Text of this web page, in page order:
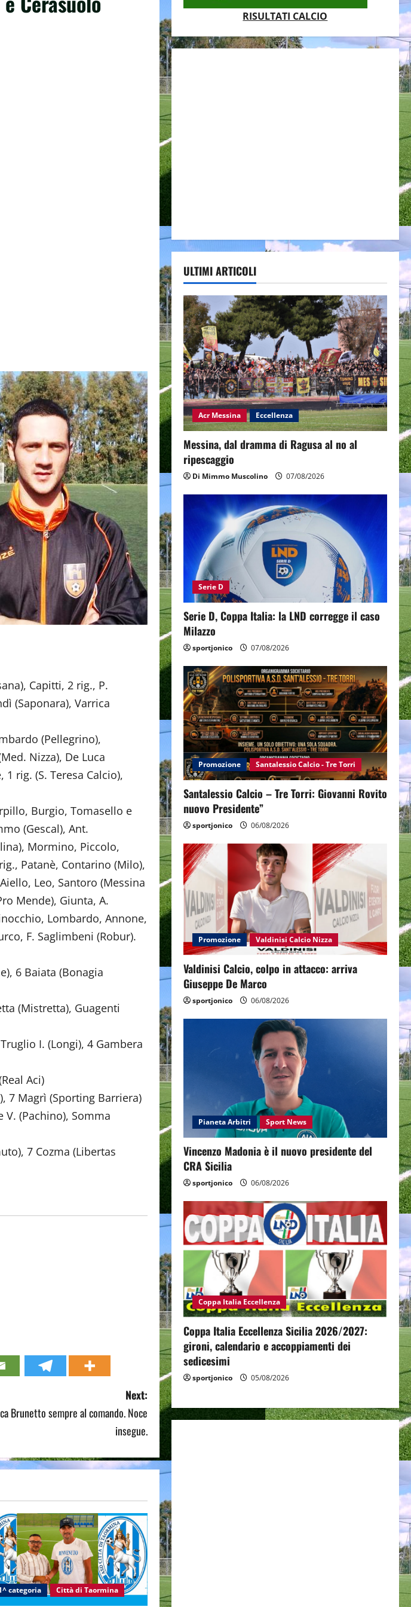
Capitti, 2 rig., P.
(Saponara), Varrica
(Pellegrino),
Nizza), De Luca
rig. (S. Teresa Calcio),
Burgio, Tomasello e
(Gescal), Ant.
Mormino, Piccolo,
Patanè, Contarino (Milo),
Leo, Santoro (Messina
Mende), Giunta, A.
Lombardo, Annone,
F. Saglimbeni (Robur).
6 Baiata (Bonagia
(Mistretta), Guagenti
I. (Longi), 4 Gambera
Aci)
7 Magrì (Sporting Barriera)
V. (Pachino), Somma
7 Cozma (Libertas
Next:
Brunetto sempre al comando. Noce
insegue.
categoria Città di Taormina
RISULTATI CALCIO
ULTIMI ARTICOLI
Acr Messina Eccellenza
Messina, dal dramma di Ragusa al no al
ripescaggio
Di Mimmo Muscolino 07/08/2026
Serie D
Serie D, Coppa Italia: la LND corregge il caso
Milazzo
sportjonico 07/08/2026
Promozione Santalessio Calcio - Tre Torri
Santalessio Calcio – Tre Torri: Giovanni Rovito
nuovo Presidente”
sportjonico 06/08/2026
Promozione Valdinisi Calcio Nizza
Valdinisi Calcio, colpo in attacco: arriva
Giuseppe De Marco
sportjonico 06/08/2026
Pianeta Arbitri Sport News
Vincenzo Madonia è il nuovo presidente del
CRA Sicilia
sportjonico 06/08/2026
Coppa Italia Eccellenza
Coppa Italia Eccellenza Sicilia 2026/2027:
gironi, calendario e accoppiamenti dei
sedicesimi
sportjonico 05/08/2026